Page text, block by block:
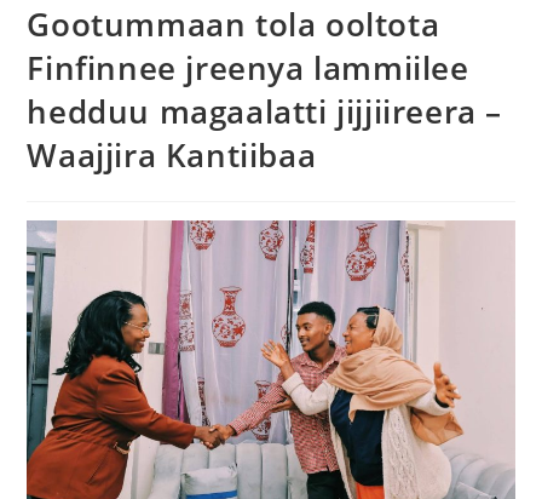
Gootummaan tola ooltota
Finfinnee jreenya lammiilee
hedduu magaalatti jijjiireera –
Waajjira Kantiibaa